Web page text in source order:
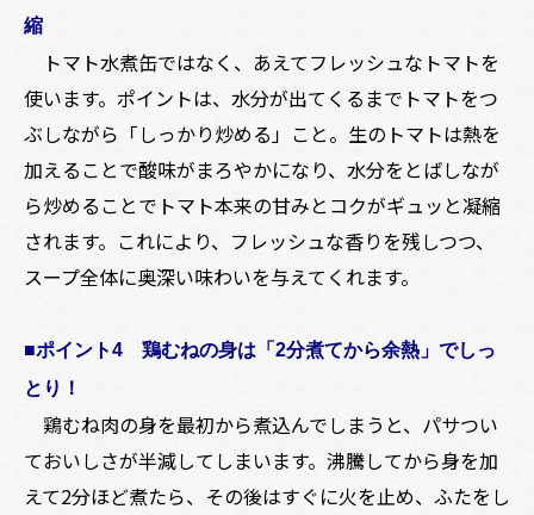
縮
トマト水煮缶ではなく、あえてフレッシュなトマトを
使います。ポイントは、水分が出てくるまでトマトをつ
ぶしながら「しっかり炒める」こと。生のトマトは熱を
加えることで酸味がまろやかになり、水分をとばしなが
ら炒めることでトマト本来の甘みとコクがギュッと凝縮
されます。これにより、フレッシュな香りを残しつつ、
スープ全体に奥深い味わいを与えてくれます。
■ポイント4 鶏むねの身は「2分煮てから余熱」でしっ
とり！
鶏むね肉の身を最初から煮込んでしまうと、パサつい
ておいしさが半減してしまいます。沸騰してから身を加
えて2分ほど煮たら、その後はすぐに火を止め、ふたをし